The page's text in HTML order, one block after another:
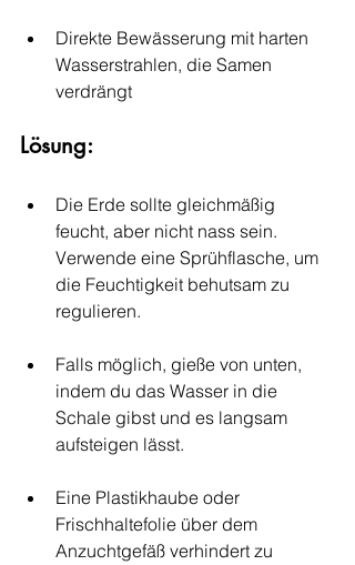
Direkte Bewässerung mit harten
Wasserstrahlen, die Samen
verdrängt
Lösung:
Die Erde sollte gleichmäßig
feucht, aber nicht nass sein.
Verwende eine Sprühflasche, um
die Feuchtigkeit behutsam zu
regulieren.
Falls möglich, gieße von unten,
indem du das Wasser in die
Schale gibst und es langsam
aufsteigen lässt.
Eine Plastikhaube oder
Frischhaltefolie über dem
Anzuchtgefäß verhindert zu